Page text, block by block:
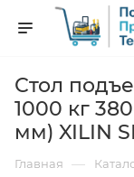
Стол
1000 кг
мм) XILIN
Главная —